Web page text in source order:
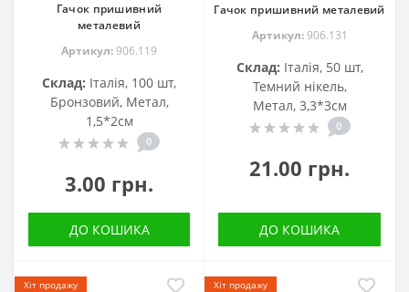
Гачок пришивний
металевий
Артикул:906.119
Склад: Італія, 100 шт,
Бронзовий, Метал,
1,5*2см
0
3.00 грн.
ДО КОШИКА
Гачок пришивний металевий
Артикул:906.131
Склад: Італія, 50 шт,
Темний нікель,
Метал, 3,3*3см
0
21.00 грн.
ДО КОШИКА
Хіт продажу Хіт продажу